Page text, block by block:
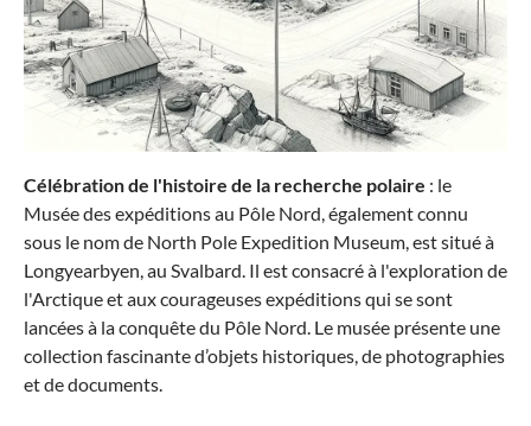
Célébration de l'histoire de la recherche polaire : le
Musée des expéditions au Pôle Nord, également connu
sous le nom de North Pole Expedition Museum, est situé à
Longyearbyen, au Svalbard. Il est consacré à l'exploration de
l'Arctique et aux courageuses expéditions qui se sont
lancées à la conquête du Pôle Nord. Le musée présente une
collection fascinante d’objets historiques, de photographies
et de documents.